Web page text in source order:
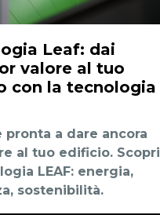
Leaf: dai
valore al tuo
con la tecnologia
pronta a dare ancora
al tuo edificio. Scopri
LEAF: energia,
sostenibilità.